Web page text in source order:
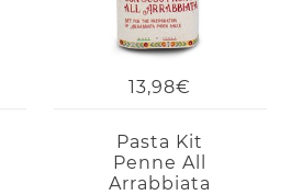
13,98€
Pasta Kit
Penne All
Arrabbiata